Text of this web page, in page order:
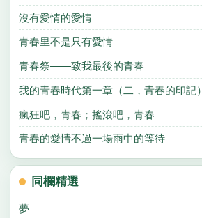
沒有愛情的愛情
青春里不是只有愛情
青春祭——致我最後的青春
我的青春時代第一章（二，青春的印記）
瘋狂吧，青春；搖滾吧，青春
青春的愛情不過一場雨中的等待
同欄精選
夢